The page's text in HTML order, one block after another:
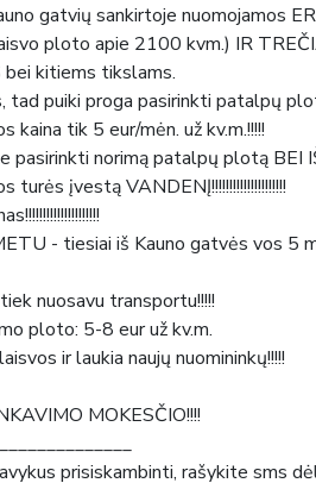
gatvių sankirtoje nuomojamos
ploto apie 2100 kvm.) IR
bei kitiems tikslams.
puiki proga pasirinkti patalpų
tik 5 eur/mėn. už kv.m.!!!!!
norimą patalpų plotą BEI
įvestą VANDENĮ!!!!!!!!!!!!!!!!!!!!!
- tiesiai iš Kauno gatvės vos 5
nuosavu transportu!!!!!
ploto: 5-8 eur už kv.m.
ir laukia naujų nuomininkų!!!!!
MOKESČIO!!!!
prisiskambinti, rašykite sms